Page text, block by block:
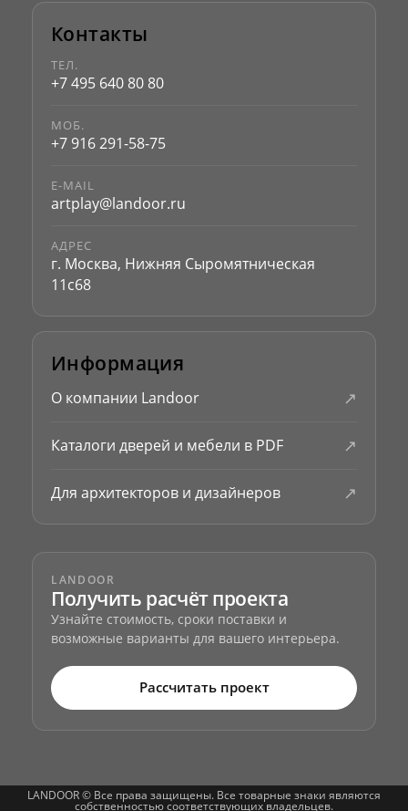
Контакты
ТЕЛ.
+7 495 640 80 80
МОБ.
+7 916 291-58-75
E-MAIL
artplay@landoor.ru
АДРЕС
г. Москва, Нижняя Сыромятническая
11с68
Информация
О компании Landoor ↗
Каталоги дверей и мебели в PDF ↗
Для архитекторов и дизайнеров ↗
LANDOOR
Получить расчёт проекта
Узнайте стоимость, сроки поставки и
возможные варианты для вашего интерьера.
Рассчитать проект
LANDOOR © Все права защищены. Все товарные знаки являются
собственностью соответствующих владельцев.